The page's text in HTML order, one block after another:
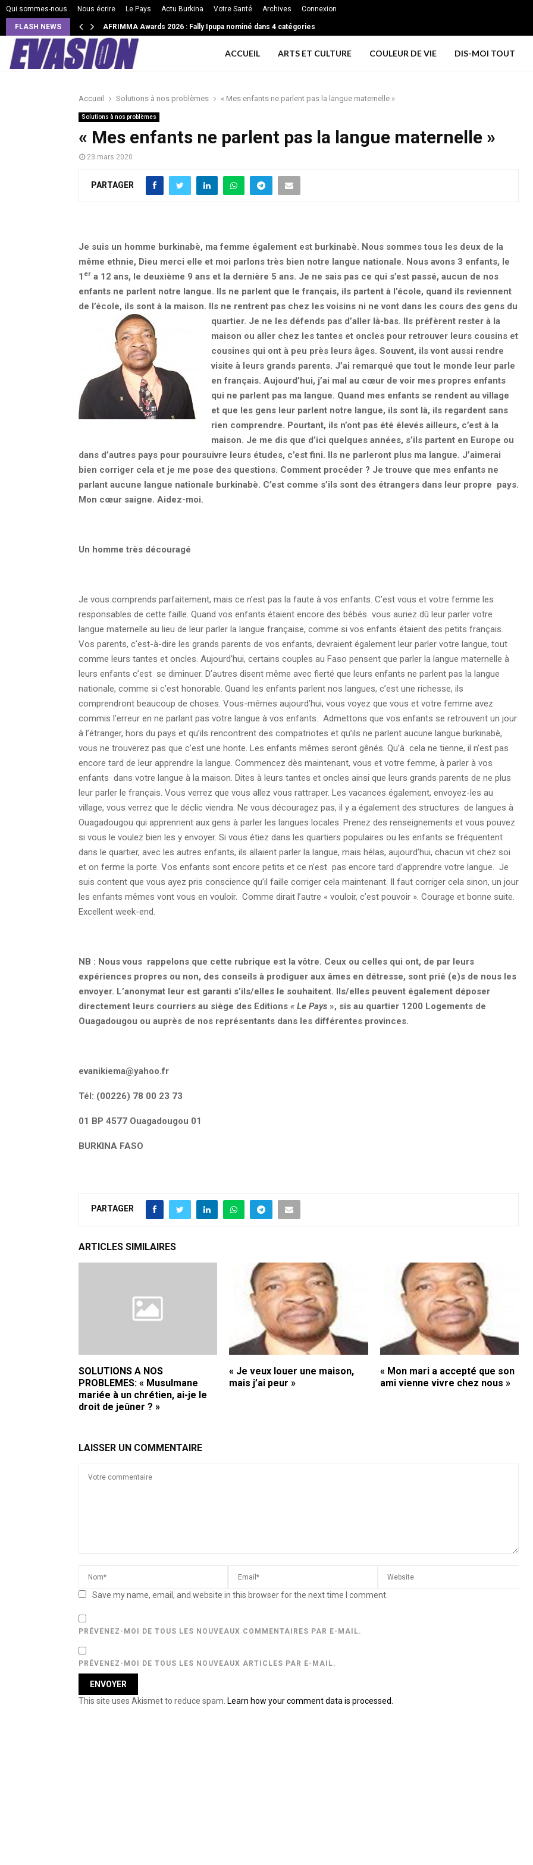
Qui sommes-nous Nous écrire Le Pays Actu Burkina Votre Santé Archives Connexion
FLASH NEWS AFRIMMA Awards 2026 : Fally Ipupa nominé dans 4 catégories
VIE DE COUPLE: Ces 3 façons subtiles pour les couples de grandir ensemble et rester profondément connectés à long
ACCUEIL ARTS ET CULTURE COULEUR DE VIE DIS-MOI TOUT
Accueil Solutions à nos problèmes « Mes enfants ne parlent pas la langue maternelle »
Solutions à nos problèmes
« Mes enfants ne parlent pas la langue maternelle »
23 mars 2020
PARTAGER
Je suis un homme burkinabè, ma femme également est burkinabè. Nous sommes tous les deux de la
même ethnie, Dieu merci elle et moi parlons très bien notre langue nationale. Nous avons 3 enfants, le
1 er a 12 ans, le deuxième 9 ans et la dernière 5 ans. Je ne sais pas ce qui s’est passé, aucun de nos
enfants ne parlent notre langue. Ils ne parlent que le français, ils partent à l’école, quand ils reviennent
de l’école, ils sont à la maison. Ils ne rentrent pas chez les voisins ni ne vont dans les cours des gens du
quartier. Je ne les défends pas d’aller là-bas. Ils préfèrent rester à la
maison ou aller chez les tantes et oncles pour retrouver leurs cousins et
cousines qui ont à peu près leurs âges. Souvent, ils vont aussi rendre
visite à leurs grands parents. J’ai remarqué que tout le monde leur parle
en français. Aujourd’hui, j’ai mal au cœur de voir mes propres enfants
qui ne parlent pas ma langue. Quand mes enfants se rendent au village
et que les gens leur parlent notre langue, ils sont là, ils regardent sans
rien comprendre. Pourtant, ils n’ont pas été élevés ailleurs, c’est à la
maison. Je me dis que d’ici quelques années, s’ils partent en Europe ou
dans d’autres pays pour poursuivre leurs études, c’est fini. Ils ne parleront plus ma langue. J’aimerai
bien corriger cela et je me pose des questions. Comment procéder ? Je trouve que mes enfants ne
parlant aucune langue nationale burkinabè. C’est comme s’ils sont des étrangers dans leur propre pays.
Mon cœur saigne. Aidez-moi.
Un homme très découragé
Je vous comprends parfaitement, mais ce n’est pas la faute à vos enfants. C’est vous et votre femme les
responsables de cette faille. Quand vos enfants étaient encore des bébés vous auriez dû leur parler votre
langue maternelle au lieu de leur parler la langue française, comme si vos enfants étaient des petits français.
Vos parents, c’est-à-dire les grands parents de vos enfants, devraient également leur parler votre langue, tout
comme leurs tantes et oncles. Aujourd’hui, certains couples au Faso pensent que parler la langue maternelle à
leurs enfants c’est se diminuer. D’autres disent même avec fierté que leurs enfants ne parlent pas la langue
nationale, comme si c’est honorable. Quand les enfants parlent nos langues, c’est une richesse, ils
comprendront beaucoup de choses. Vous-mêmes aujourd’hui, vous voyez que vous et votre femme avez
commis l’erreur en ne parlant pas votre langue à vos enfants. Admettons que vos enfants se retrouvent un jour
à l’étranger, hors du pays et qu’ils rencontrent des compatriotes et qu’ils ne parlent aucune langue burkinabè,
vous ne trouverez pas que c’est une honte. Les enfants mêmes seront gênés. Qu’à cela ne tienne, il n’est pas
encore tard de leur apprendre la langue. Commencez dès maintenant, vous et votre femme, à parler à vos
enfants dans votre langue à la maison. Dites à leurs tantes et oncles ainsi que leurs grands parents de ne plus
leur parler le français. Vous verrez que vous allez vous rattraper. Les vacances également, envoyez-les au
village, vous verrez que le déclic viendra. Ne vous découragez pas, il y a également des structures de langues à
Ouagadougou qui apprennent aux gens à parler les langues locales. Prenez des renseignements et vous pouvez
si vous le voulez bien les y envoyer. Si vous étiez dans les quartiers populaires ou les enfants se fréquentent
dans le quartier, avec les autres enfants, ils allaient parler la langue, mais hélas, aujourd’hui, chacun vit chez soi
et on ferme la porte. Vos enfants sont encore petits et ce n’est pas encore tard d’apprendre votre langue. Je
suis content que vous ayez pris conscience qu’il faille corriger cela maintenant. Il faut corriger cela sinon, un jour
les enfants mêmes vont vous en vouloir. Comme dirait l’autre « vouloir, c’est pouvoir ». Courage et bonne suite.
Excellent week-end.
NB : Nous vous rappelons que cette rubrique est la vôtre. Ceux ou celles qui ont, de par leurs
expériences propres ou non, des conseils à prodiguer aux âmes en détresse, sont prié (e)s de nous les
envoyer. L’anonymat leur est garanti s’ils/elles le souhaitent. Ils/elles peuvent également déposer
directement leurs courriers au siège des Editions « Le Pays », sis au quartier 1200 Logements de
Ouagadougou ou auprès de nos représentants dans les différentes provinces.
evanikiema@yahoo.fr
Tél: (00226) 78 00 23 73
01 BP 4577 Ouagadougou 01
BURKINA FASO
PARTAGER
ARTICLES SIMILAIRES
SOLUTIONS A NOS
PROBLEMES: « Musulmane
mariée à un chrétien, ai-je le
droit de jeûner ? »
« Je veux louer une maison,
mais j’ai peur »
« Mon mari a accepté que son
ami vienne vivre chez nous »
LAISSER UN COMMENTAIRE
Save my name, email, and website in this browser for the next time I comment.
PRÉVENEZ-MOI DE TOUS LES NOUVEAUX COMMENTAIRES PAR E-MAIL.
PRÉVENEZ-MOI DE TOUS LES NOUVEAUX ARTICLES PAR E-MAIL.
This site uses Akismet to reduce spam. Learn how your comment data is processed.